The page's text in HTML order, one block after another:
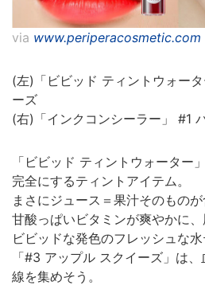
via www.periperacosmetic.com
(左)「ビビッド ティントウォー
ーズ
(右)「インクコンシーラー」 #1
「ビビッド ティントウォーター
完全にするティントアイテム。
まさにジュース＝果汁そのもの
甘酸っぱいビタミンが爽やかに、
ビビッドな発色のフレッシュな
「#3 アップル スクイーズ」は
線を集めそう。